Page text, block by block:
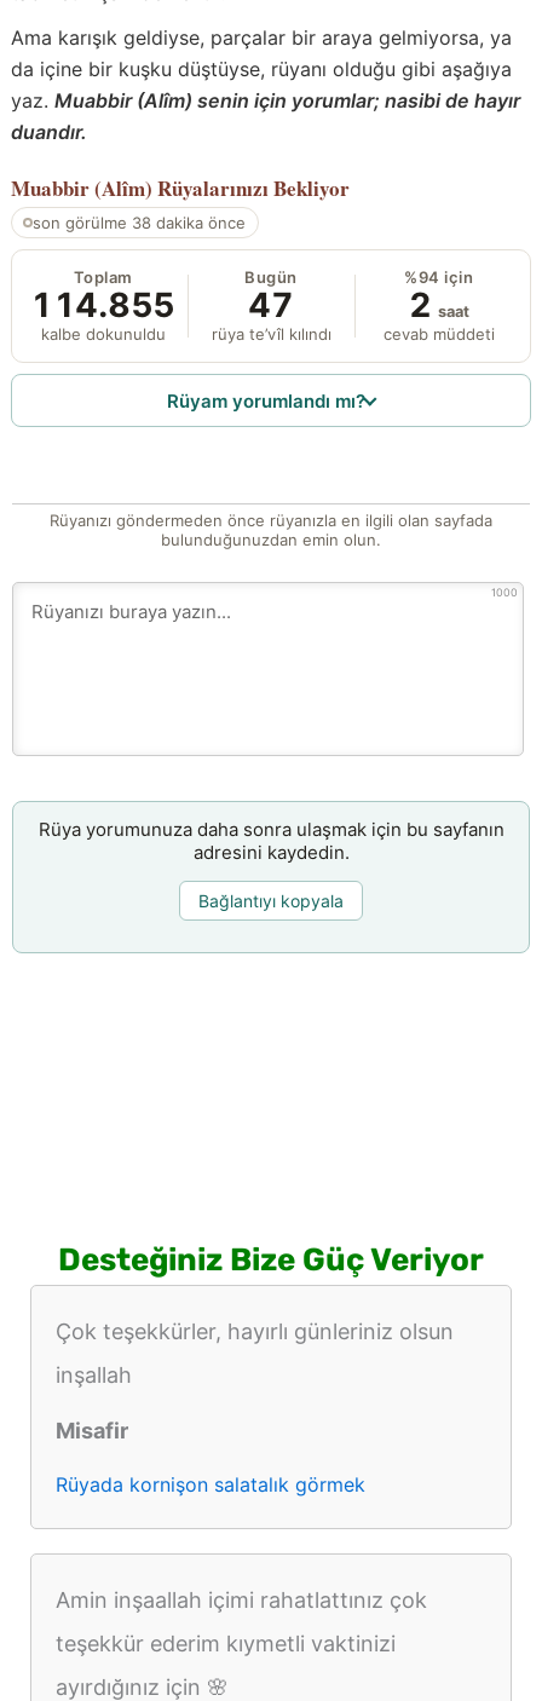
Ama karışık geldiyse, parçalar bir araya gelmiyorsa, ya
da içine bir kuşku düştüyse, rüyanı olduğu gibi aşağıya
yaz. Muabbir (Alîm) senin için yorumlar; nasibi de hayır
duandır.
Muabbir (Alîm) Rüyalarınızı Bekliyor
son görülme 38 dakika önce
Toplam
114.855
kalbe dokunuldu
Bugün
47
rüya te’vîl kılındı
%94 için
2 saat
cevab müddeti
Rüyam yorumlandı mı?
Rüyanızı göndermeden önce rüyanızla en ilgili olan sayfada
bulunduğunuzdan emin olun.
1000
Rüya yorumunuza daha sonra ulaşmak için bu sayfanın
adresini kaydedin.
Bağlantıyı kopyala
Desteğiniz Bize Güç Veriyor
Çok teşekkürler, hayırlı günleriniz olsun
inşallah
Misafir
Rüyada kornişon salatalık görmek
Amin inşaallah içimi rahatlattınız çok
teşekkür ederim kıymetli vaktinizi
ayırdığınız için 🌸